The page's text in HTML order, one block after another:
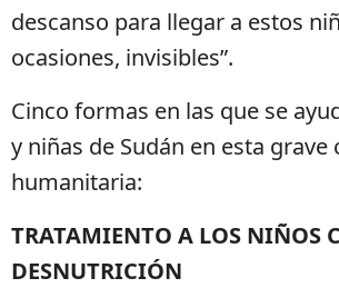
descanso para llegar a estos
ocasiones, invisibles”.
Cinco formas en las que se
y niñas de Sudán en esta grave
humanitaria:
TRATAMIENTO A LOS NIÑOS
DESNUTRICIÓN